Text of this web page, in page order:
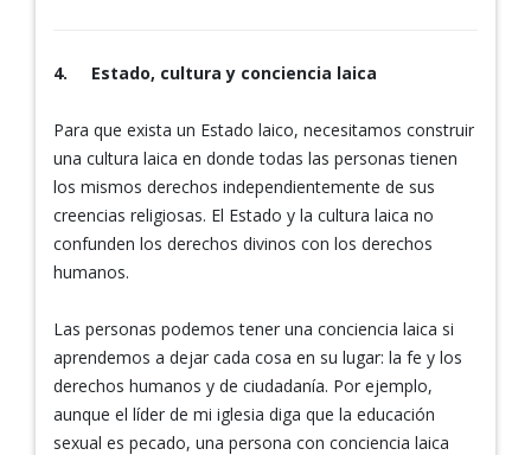
4. Estado, cultura y conciencia laica
Para que exista un Estado laico, necesitamos construir
una cultura laica en donde todas las personas tienen
los mismos derechos independientemente de sus
creencias religiosas. El Estado y la cultura laica no
confunden los derechos divinos con los derechos
humanos.
Las personas podemos tener una conciencia laica si
aprendemos a dejar cada cosa en su lugar: la fe y los
derechos humanos y de ciudadanía. Por ejemplo,
aunque el líder de mi iglesia diga que la educación
sexual es pecado, una persona con conciencia laica